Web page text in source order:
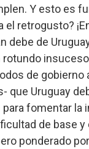
Y esto es
el retrogusto?
debe de
rotundo
de gobierno
que Uruguay
fomentar la
de base
ponderado